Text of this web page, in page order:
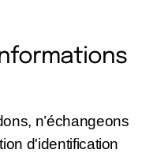
n’échangeons
d'identification